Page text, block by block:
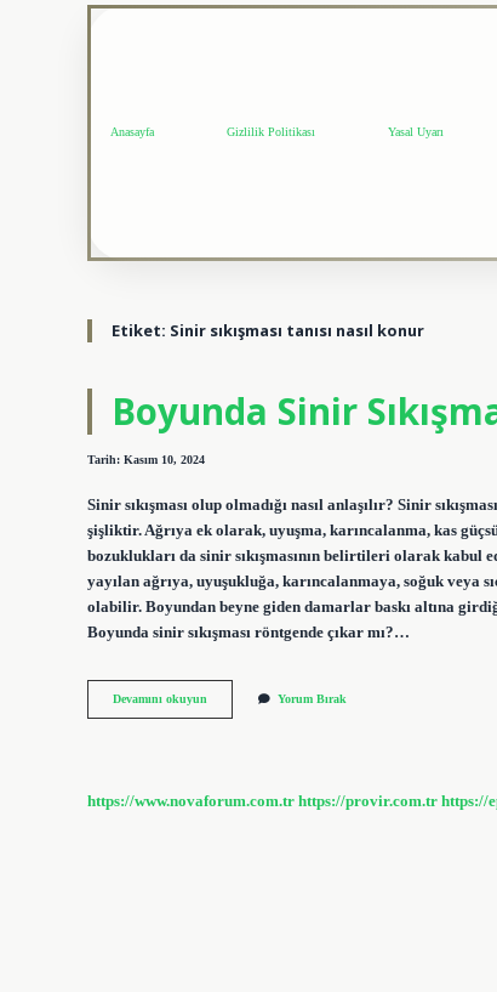
Anasayfa Gizlilik Politikası Yasal Uyarı
Etiket: Sinir sıkışması tanısı nasıl konur
Boyunda Sinir
Tarih: Kasım 10, 2024
Sinir sıkışması olup olmadığı nasıl anlaşılır? Sinir
şişliktir. Ağrıya ek olarak, uyuşma, karıncalanma, kas
bozuklukları da sinir sıkışmasının belirtileri olarak kabul
yayılan ağrıya, uyuşukluğa, karıncalanmaya, soğuk veya
olabilir. Boyundan beyne giden damarlar baskı altına
Boyunda sinir sıkışması röntgende çıkar mı?…
Devamını okuyun
Sinir
Yorum Bırak
https://www.novaforum.com.tr https://provir.com.tr https://